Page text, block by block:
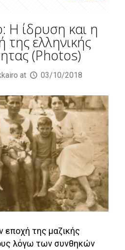
Η ίδρυση και η
ελληνικής
(Photos)
at 03/10/2018
εποχή της μαζικής
λόγω των συνθηκών